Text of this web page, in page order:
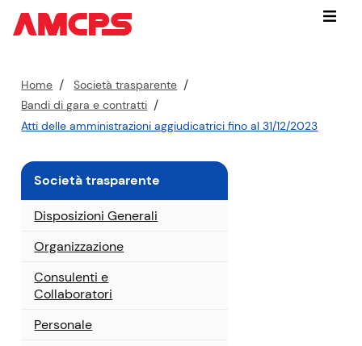
Vai
subito
contenuto
cerca
nel
sito
contestuale
piede
di
pagina
Menu
P
e
r
o
s
Home
Società trasparente
Bandi di gara e contratti
Atti delle amministrazioni aggiudicatrici fino al 31/12/2023
Società trasparente
Disposizioni Generali
Organizzazione
Consulenti e
Collaboratori
Personale